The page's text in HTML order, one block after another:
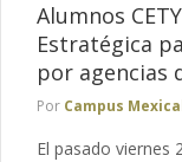
Alumnos
Estratégica
por agencias
Por Campus
El pasado viernes